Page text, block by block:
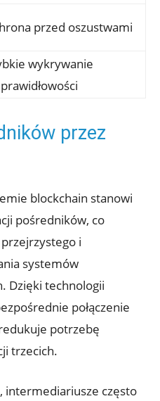
przed oszustwami
wykrywanie
przez
blockchain⁤ stanowi
⁢pośredników, ⁣co
i
systemów
Dzięki ⁤technologii
połączenie
potrzebę
trzecich.
‍intermediariusze⁢ często